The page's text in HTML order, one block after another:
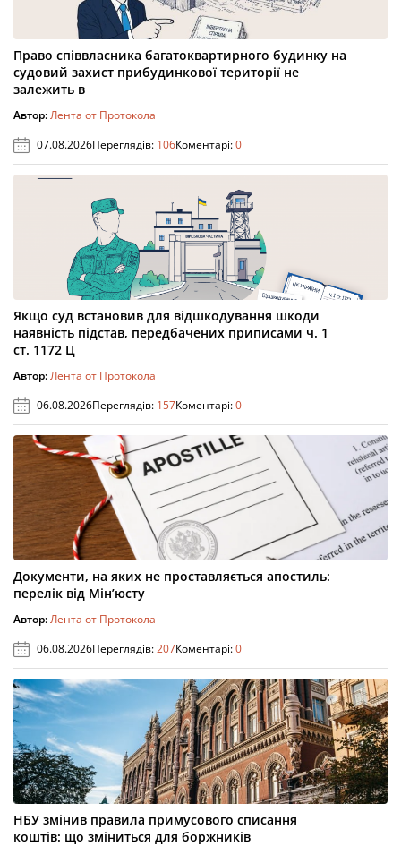
Право співвласника багатоквартирного будинку на
судовий захист прибудинкової території не
залежить в
Автор:Лента от Протокола
07.08.2026Переглядів: 106Коментарі:0
Якщо суд встановив для відшкодування шкоди
наявність підстав, передбачених приписами ч. 1
ст. 1172 Ц
Автор:Лента от Протокола
06.08.2026Переглядів: 157Коментарі:0
Документи, на яких не проставляється апостиль:
перелік від Мін’юсту
Автор:Лента от Протокола
06.08.2026Переглядів:207Коментарі:0
НБУ змінив правила примусового списання
коштів: що зміниться для боржників